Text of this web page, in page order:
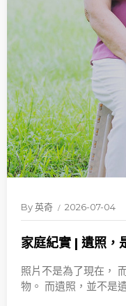
By英奇 2026-07-04
家庭紀實 | 遺照，
照片不是為了現在，
物。 而遺照，並不是